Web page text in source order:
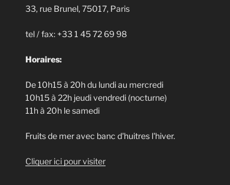
33, rue Brunel, 75017, Paris
tel / fax: +33 1 45 72 69 98
Horaires:
De 10h15 à 20h du lundi au mercredi
10h15 à 22h jeudi vendredi (nocturne)
11h à 20h le samedi
Fruits de mer avec banc d'huitres l'hiver.
Cliquer ici pour visiter